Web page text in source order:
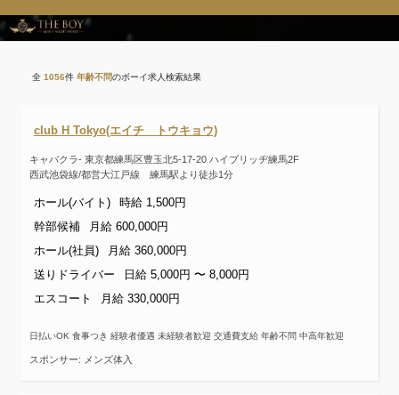
全 1056件 年齢不問のボーイ求人検索結果
club H Tokyo(エイチ トウキョウ)
キャバクラ- 東京都練馬区豊玉北5-17-20 ハイブリッヂ練馬2F
西武池袋線/都営大江戸線 練馬駅より徒歩1分
ホール(バイト)
時給 1,500円
幹部候補
月給 600,000円
ホール(社員)
月給 360,000円
送りドライバー
日給 5,000円 〜 8,000円
エスコート
月給 330,000円
日払いOK 食事つき 経験者優遇 未経験者歓迎 交通費支給 年齢不問 中高年歓迎
スポンサー: メンズ体入